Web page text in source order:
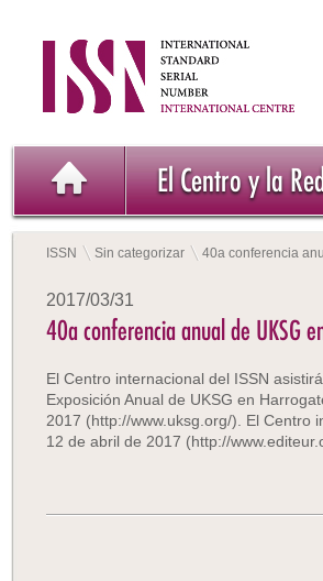
El Centro y la
ISSN Sin categorizar 40a conferencia
2017/03/31
40a conferencia anual de UKSG
El Centro internacional del ISSN
Exposición Anual de UKSG en
2017 (http://www.uksg.org/). El Centro
12 de abril de 2017 (http://